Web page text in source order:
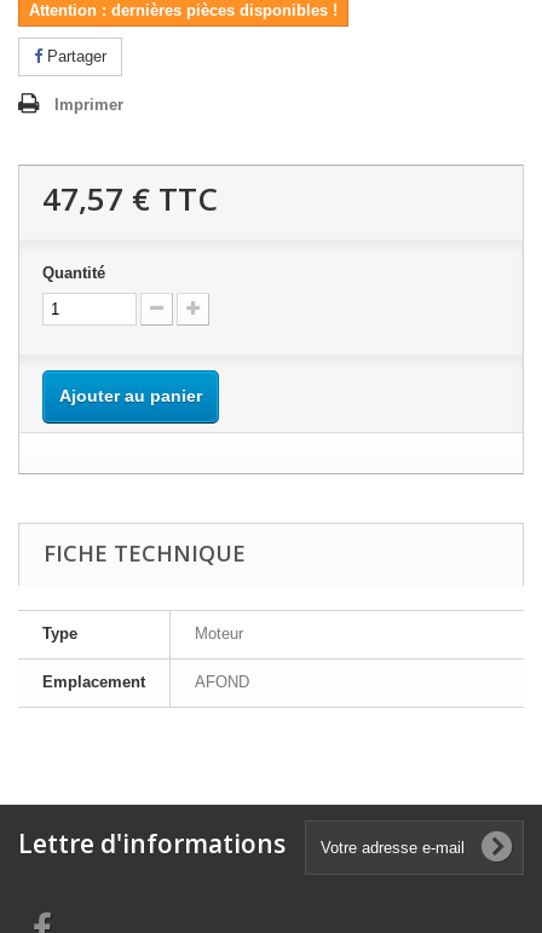
Attention : dernières pièces disponibles !
Partager
Imprimer
47,57 € TTC
Quantité
Ajouter au panier
FICHE TECHNIQUE
Type Moteur
Emplacement AFOND
Lettre d'informations